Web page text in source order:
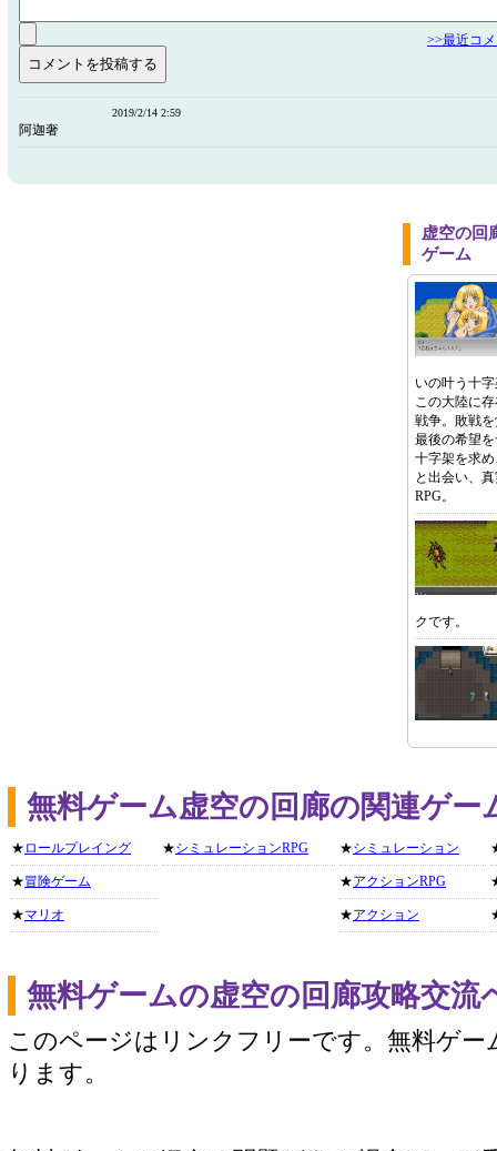
>>最近コ
2019/2/14 2:59
阿迦奢
虚空の回
ゲーム
いの叶う十
この大陸に
戦争。敗戦
最後の希望
十字架を求
と出会い、
RPG。
クです。
無料ゲーム虚空の回廊の関連ゲー
★ ロールプレイング
★冒険ゲーム
★マリオ
★シミュレーションRPG ★シミュレーション
★アクションRPG
★アクション
無料ゲームの虚空の回廊攻略交流
このページはリンクフリーです。無料ゲー
ります。